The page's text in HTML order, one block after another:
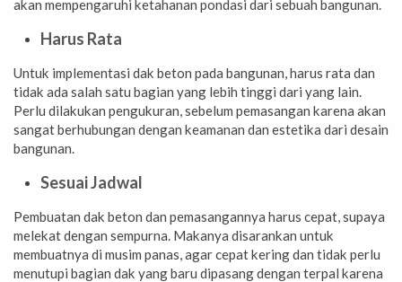
akan mempengaruhi ketahanan pondasi dari sebuah bangunan.
Harus Rata
Untuk implementasi dak beton pada bangunan, harus rata dan
tidak ada salah satu bagian yang lebih tinggi dari yang lain.
Perlu dilakukan pengukuran, sebelum pemasangan karena akan
sangat berhubungan dengan keamanan dan estetika dari desain
bangunan.
Sesuai Jadwal
Pembuatan dak beton dan pemasangannya harus cepat, supaya
melekat dengan sempurna. Makanya disarankan untuk
membuatnya di musim panas, agar cepat kering dan tidak perlu
menutupi bagian dak yang baru dipasang dengan terpal karena